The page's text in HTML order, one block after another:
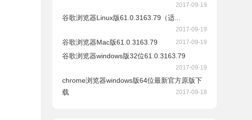
2017-09-19
谷歌浏览器Linux版61.0.3163.79（适...
2017-09-19
谷歌浏览器Mac版61.0.3163.79 2017-09-19
谷歌浏览器windows版32位61.0.3163.79
2017-09-19
chrome浏览器windows版64位最新官方原版下
载
2017-09-18